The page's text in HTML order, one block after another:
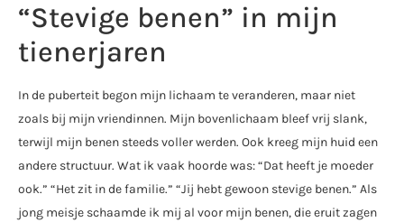
“Stevige benen” in mijn
tienerjaren
In de puberteit begon mijn lichaam te veranderen, maar niet
zoals bij mijn vriendinnen. Mijn bovenlichaam bleef vrij slank,
terwijl mijn benen steeds voller werden. Ook kreeg mijn huid een
andere structuur. Wat ik vaak hoorde was: “Dat heeft je moeder
ook.” “Het zit in de familie.” “Jij hebt gewoon stevige benen.” Als
jong meisje schaamde ik mij al voor mijn benen, die eruit zagen